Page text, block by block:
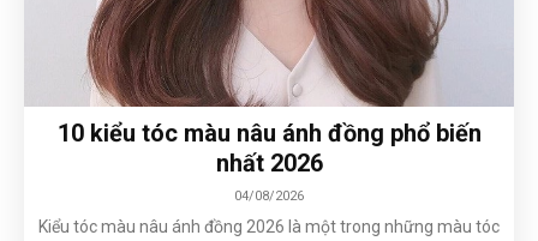
10 kiểu tóc màu nâu ánh đồng phổ biến
nhất 2026
04/08/2026
Kiểu tóc màu nâu ánh đồng 2026 là một trong những màu tóc